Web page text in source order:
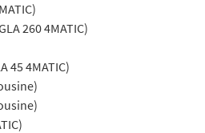
260 4MATIC)
45 4MATIC)